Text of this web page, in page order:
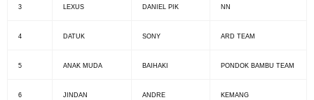
3 LEXUS DANIEL PIK NN
4 DATUK SONY ARD TEAM
5 ANAK MUDA BAIHAKI PONDOK BAMBU TEAM
6 JINDAN ANDRE KEMANG